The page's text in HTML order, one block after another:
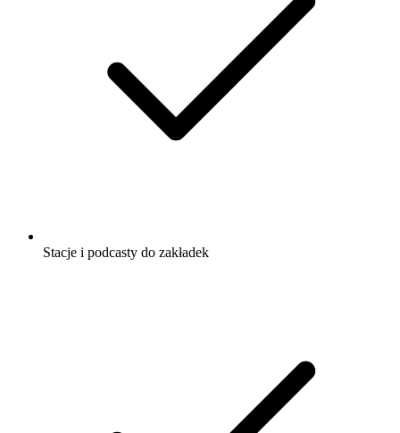
Stacje i podcasty do zakładek